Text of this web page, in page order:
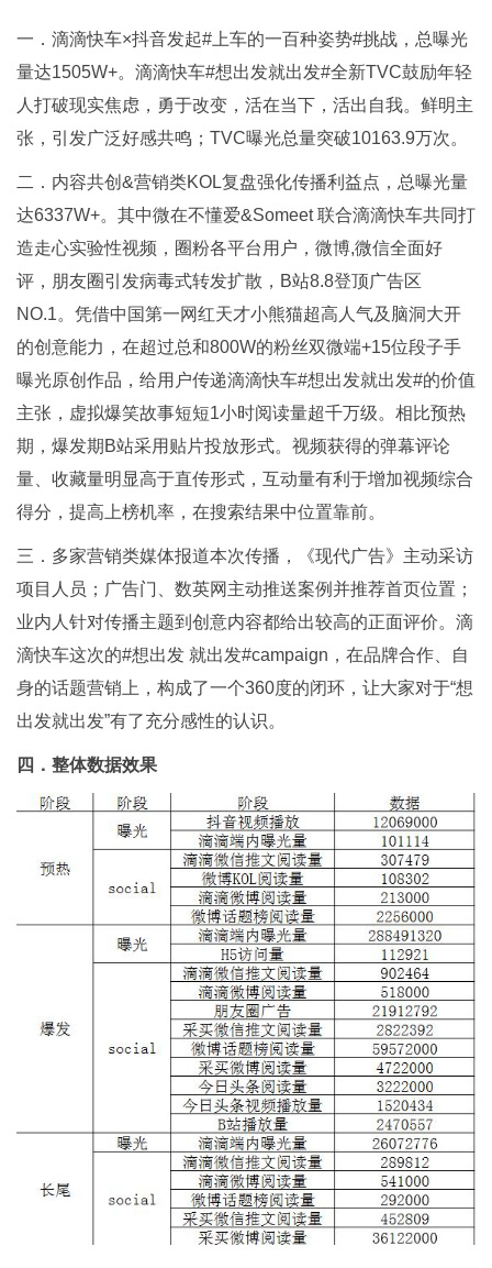
一．滴滴快车×抖音发起#上车的一百种姿势#挑战，总曝光
量达1505W+。滴滴快车#想出发就出发#全新TVC鼓励年轻
人打破现实焦虑，勇于改变，活在当下，活出自我。鲜明主
张，引发广泛好感共鸣；TVC曝光总量突破10163.9万次。
二．内容共创&营销类KOL复盘强化传播利益点，总曝光量
达6337W+。其中微在不懂爱&Someet 联合滴滴快车共同打
造走心实验性视频，圈粉各平台用户，微博,微信全面好
评，朋友圈引发病毒式转发扩散，B站8.8登顶广告区
NO.1。凭借中国第一网红天才小熊猫超高人气及脑洞大开
的创意能力，在超过总和800W的粉丝双微端+15位段子手
曝光原创作品，给用户传递滴滴快车#想出发就出发#的价值
主张，虚拟爆笑故事短短1小时阅读量超千万级。相比预热
期，爆发期B站采用贴片投放形式。视频获得的弹幕评论
量、收藏量明显高于直传形式，互动量有利于增加视频综合
得分，提高上榜机率，在搜索结果中位置靠前。
三．多家营销类媒体报道本次传播，《现代广告》主动采访
项目人员；广告门、数英网主动推送案例并推荐首页位置；
业内人针对传播主题到创意内容都给出较高的正面评价。滴
滴快车这次的#想出发 就出发#campaign，在品牌合作、自
身的话题营销上，构成了一个360度的闭环，让大家对于“想
出发就出发”有了充分感性的认识。
四．整体数据效果